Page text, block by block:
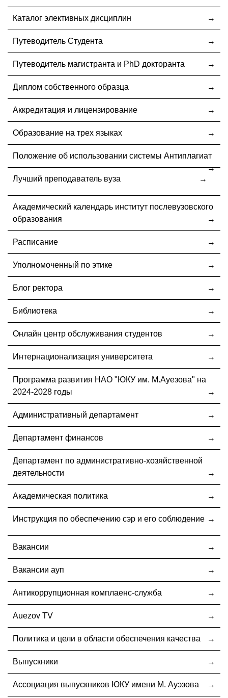
Каталог элективных дисциплин
Путеводитель Студента
Путеводитель магистранта и PhD докторанта
Диплом собственного образца
Аккредитация и лицензирование
Образование на трех языках
Положение об использовании системы Антиплагиат
Лучший преподаватель вуза
Академический календарь институт послевузовского
образования
Расписание
Уполномоченный по этике
Блог ректора
Библиотека
Онлайн центр обслуживания студентов
Интернационализация университета
Программа развития НАО "ЮКУ им. М.Ауезова" на
2024-2028 годы
Административный департамент
Департамент финансов
Департамент по административно-хозяйственной
деятельности
Академическая политика
Инструкция по обеспечению сэр и его соблюдение
Вакансии
Вакансии ауп
Антикоррупционная комплаенс-служба
Auezov TV
Политика и цели в области обеспечения качества
Выпускники
Ассоциация выпускников ЮКУ имени М. Ауэзова